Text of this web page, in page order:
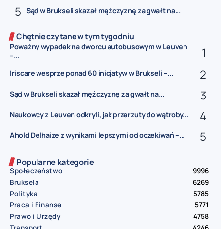
Sąd w Brukseli skazał mężczyznę za gwałt na...
Chętnie czytane w tym tygodniu
Poważny wypadek na dworcu autobusowym w Leuven
–...
Iriscare wesprze ponad 60 inicjatyw w Brukseli –...
Sąd w Brukseli skazał mężczyznę za gwałt na...
Naukowcy z Leuven odkryli, jak przerzuty do wątroby...
Ahold Delhaize z wynikami lepszymi od oczekiwań –...
Popularne kategorie
Społeczeństwo
9996
Bruksela
6269
Polityka
5785
Praca i Finanse
5771
Prawo i Urzędy
4758